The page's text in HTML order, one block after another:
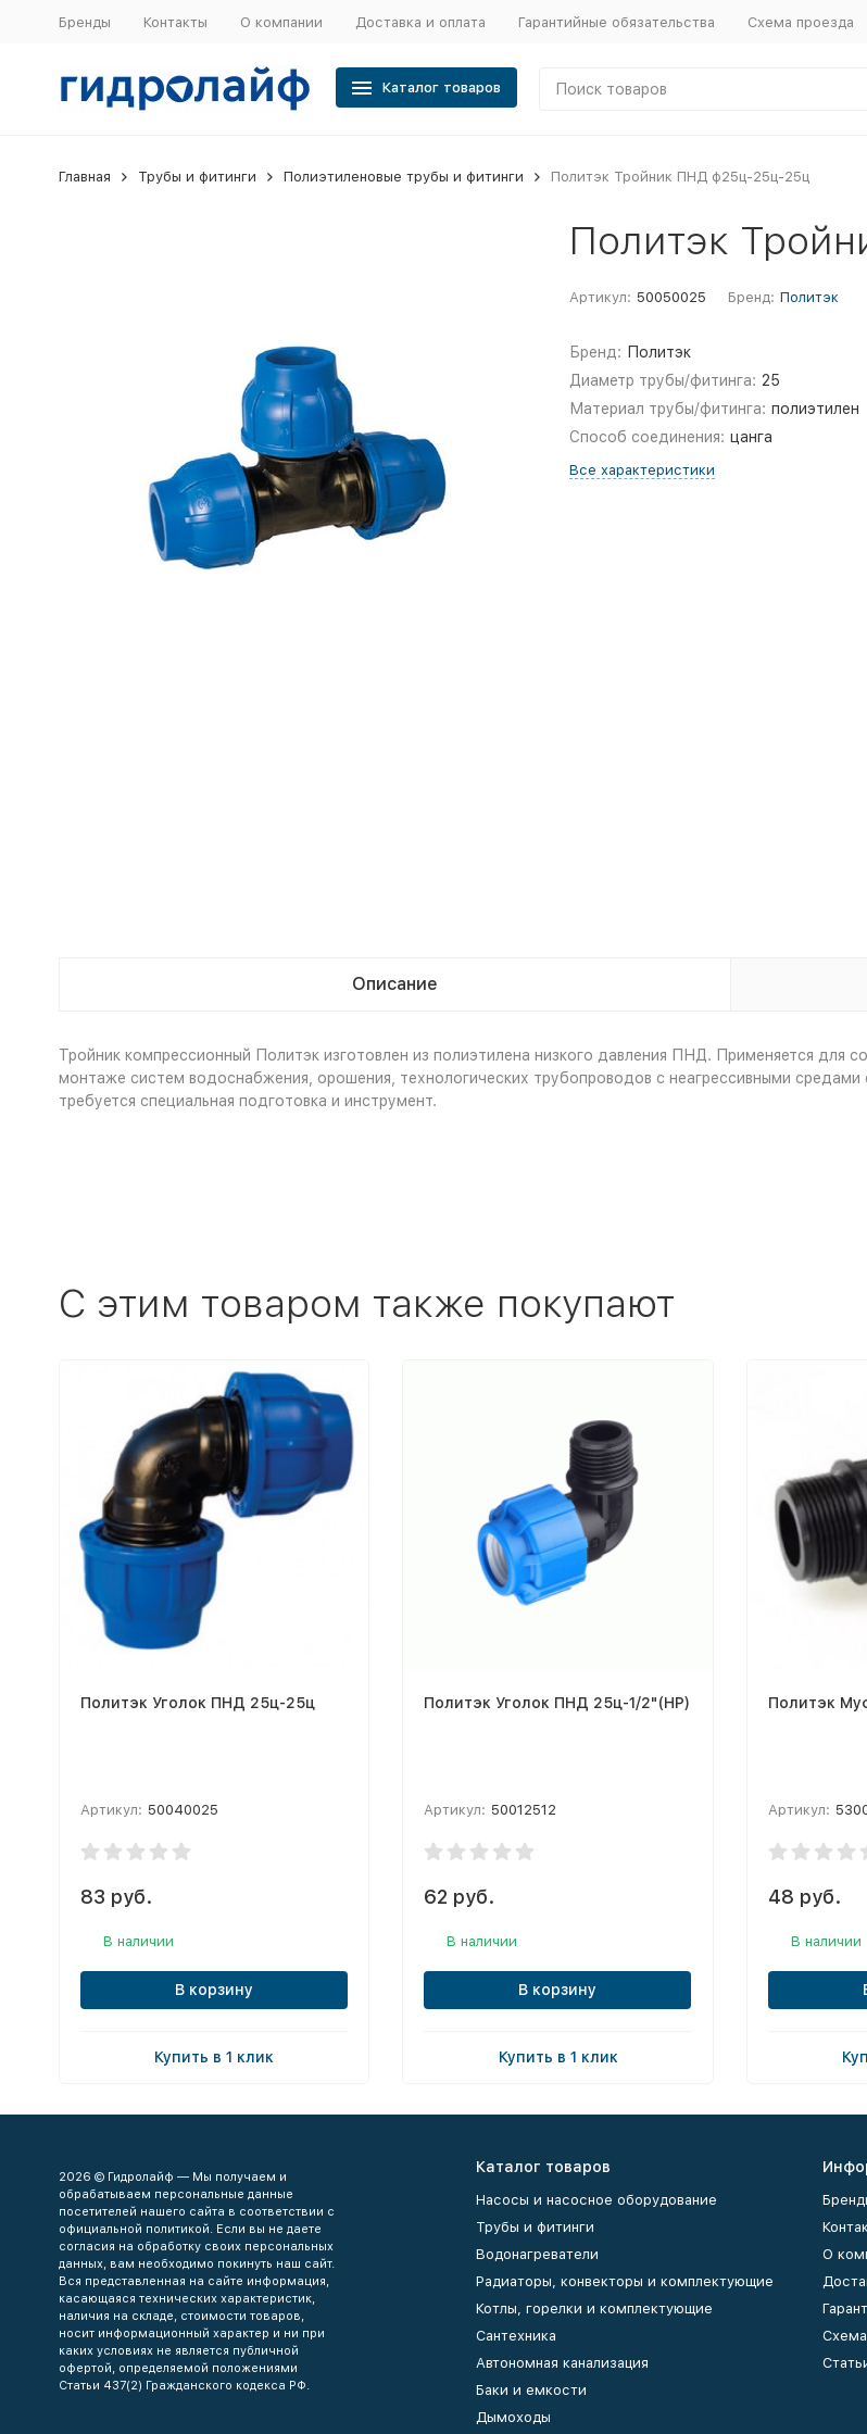
Бренды Контакты О компании Доставка и оплата Гарантийные обязательства Схема проезда
Каталог товаров
Главная Трубы и фитинги Полиэтиленовые трубы и фитинги Политэк Тройник ПНД ф25ц-25ц-25ц
Политэк
Артикул: 50050025 Бренд: Политэк
Бренд: Политэк
Диаметр трубы/фитинга: 25
Материал трубы/фитинга: полиэтилен
Способ соединения: цанга
Все характеристики
Описание
Тройник компрессионный Политэк изготовлен из полиэтилена низкого давления ПНД. Применяется для
монтаже систем водоснабжения, орошения, технологических трубопроводов с неагрессивными
требуется специальная подготовка и инструмент.
C этим товаром также покупают
Политэк Уголок ПНД 25ц-25ц
Артикул: 50040025
83 руб.
В наличии
В корзину
Купить в 1 клик
Политэк Уголок ПНД 25ц-1/2"(НР)
Артикул: 50012512
62 руб.
В наличии
В корзину
Купить в 1 клик
Политэк
Артикул:
48 руб.
В наличии
2026 © Гидролайф — Мы получаем и
обрабатываем персональные данные
посетителей нашего сайта в соответствии с
официальной политикой. Если вы не даете
согласия на обработку своих персональных
данных, вам необходимо покинуть наш сайт.
Вся представленная на сайте информация,
касающаяся технических характеристик,
наличия на складе, стоимости товаров,
носит информационный характер и ни при
каких условиях не является публичной
офертой, определяемой положениями
Статьи 437(2) Гражданского кодекса РФ.
Каталог товаров
Насосы и насосное оборудование
Трубы и фитинги
Водонагреватели
Радиаторы, конвекторы и комплектующие
Котлы, горелки и комплектующие
Сантехника
Автономная канализация
Баки и емкости
Дымоходы
О